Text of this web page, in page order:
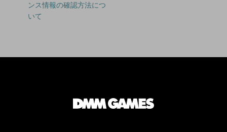
ンス情報の確認方法につ
いて